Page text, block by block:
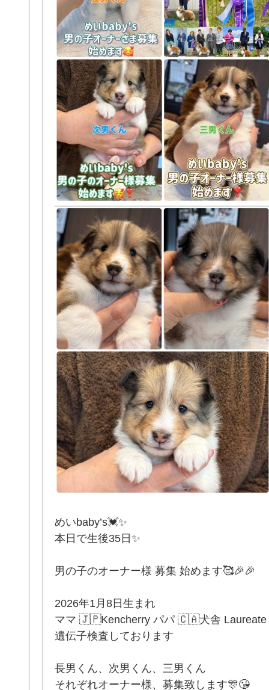
めいbaby’s💓✨
本日で生後35日✨
男の子のオーナー様 募集 始めます🥰🎉🎉
2026年1月8日生まれ
ママ 🇯🇵Kencherry パパ 🇨🇦犬舎 Laureate
遺伝子検査しております
長男くん、次男くん、三男くん
それぞれオーナー様、募集致します🎊😘